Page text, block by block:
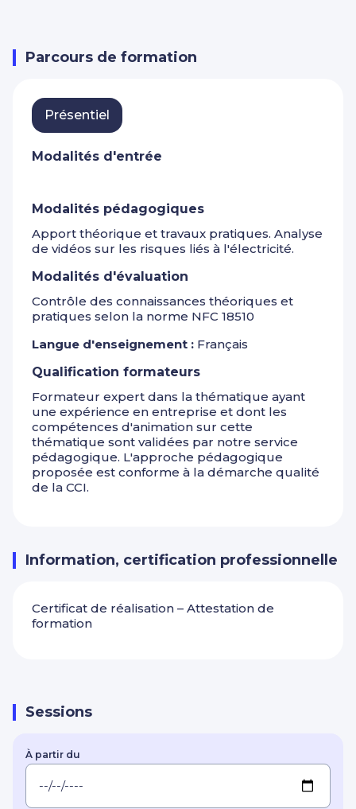
Parcours de formation
Présentiel
Modalités d'entrée
Modalités pédagogiques
Apport théorique et travaux pratiques. Analyse
de vidéos sur les risques liés à l'électricité.
Modalités d'évaluation
Contrôle des connaissances théoriques et
pratiques selon la norme NFC 18510
Langue d'enseignement : Français
Qualification formateurs
Formateur expert dans la thématique ayant
une expérience en entreprise et dont les
compétences d'animation sur cette
thématique sont validées par notre service
pédagogique. L'approche pédagogique
proposée est conforme à la démarche qualité
de la CCI.
Information, certification professionnelle
Certificat de réalisation – Attestation de
formation
Sessions
À partir du